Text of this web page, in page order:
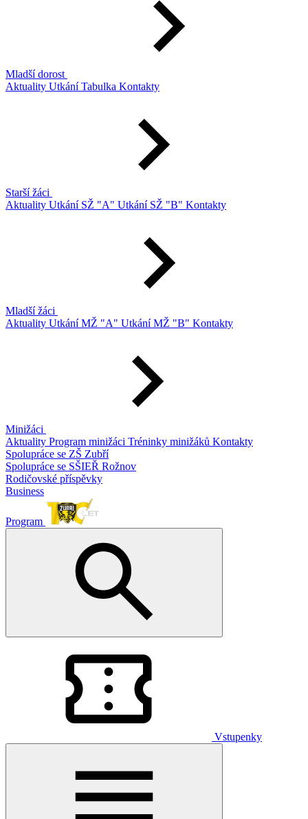
Mladší dorost
Aktuality UtkáníTabulka Kontakty
Starší žáci
Aktuality Utkání SŽ "A" Utkání SŽ "B" Kontakty
Mladší žáci
Aktuality Utkání MŽ "A" Utkání MŽ "B" Kontakty
Minižáci
Aktuality Program minižáci Tréninky minižáků Kontakty
Spolupráce se ZŠ Zubří
Spolupráce se SŠIEŘ Rožnov
Rodičovské příspěvky
Business
Program
Vstupenky